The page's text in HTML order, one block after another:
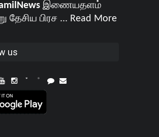
இணையதளம்
தேசிய பிரச ... Read More
us